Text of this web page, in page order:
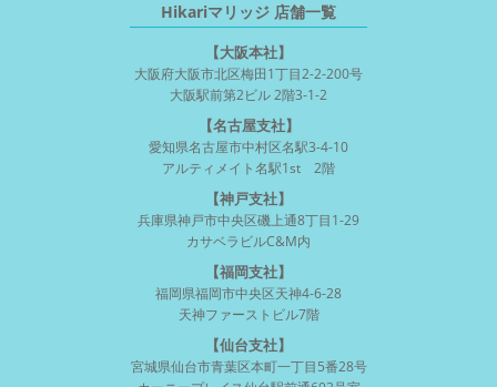
Hikariマリッジ 店舗一覧
【大阪本社】
大阪府大阪市北区梅田1丁目2-2-200号
大阪駅前第2ビル 2階3-1-2
【名古屋支社】
愛知県名古屋市中村区名駅3-4-10
アルティメイト名駅1st 2階
【神戸支社】
兵庫県神戸市中央区磯上通8丁目1-29
カサベラビルC&M内
【福岡支社】
福岡県福岡市中央区天神4-6-28
天神ファーストビル7階
【仙台支社】
宮城県仙台市青葉区本町一丁目5番28号